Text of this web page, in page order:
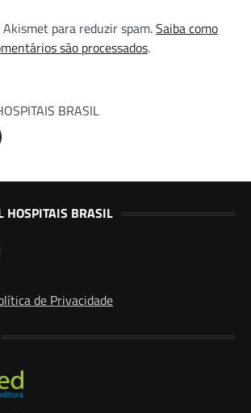
para reduzir spam.Saiba como
são processados.
BRASIL
HOSPITAIS BRASIL
de Privacidade